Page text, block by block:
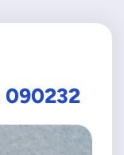
090232